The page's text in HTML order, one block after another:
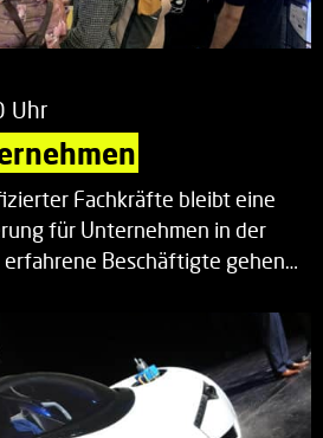
Uhr
Fachkräfte bleibt eine
für Unternehmen in der
erfahrene Beschäftigte gehen…